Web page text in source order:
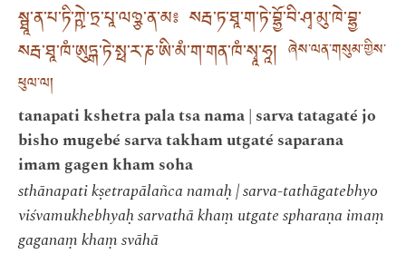
སྠཱ་ན་པ་ཏི་ཀྵེ་ཏྲ་པཱ་ལཉྩ་ན་མ༔ སརྦ་ཏ་ཐཱ་ག་ཏེ་བྷྱོ་བི་ཤྭ་མུ་ཁེ་བྷྱ་
སརྦ་ཐཱ་ཁཾ་ཨུཏྒ་ཏེ་སྥ་ར་ཎ་ཨི་མཾ་ག་གན་ཁཾ་སྭཱ་ཧཱ། ཞེས་ལན་གསུམ་གྱིས་
ཕུལ་ལ།
tanapati kshetra pala tsa nama | sarva tatagaté jo
bisho mugebé sarva takham utgaté saparana
imam gagen kham soha
sthānapati kṣetrapālañca namaḥ | sarva-tathāgatebhyo
viśvamukhebhyaḥ sarvathā khaṃ utgate spharaṇa imaṃ
gaganaṃ khaṃ svāhā